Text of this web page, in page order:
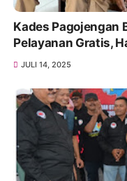
Kades Pagojengan
Pelayanan Gratis,
JULI 14, 2025